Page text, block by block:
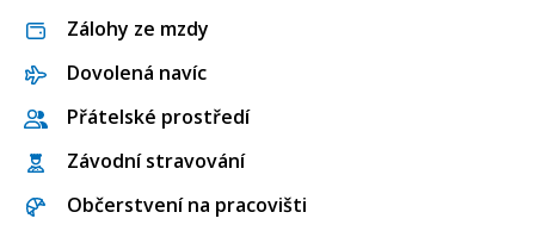
Zálohy ze mzdy
Dovolená navíc
Přátelské prostředí
Závodní stravování
Občerstvení na pracovišti